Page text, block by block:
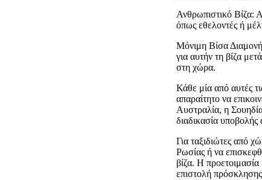
Ανθρωπιστικό Βίζα:
όπως εθελοντές ή
Μόνιμη Βίσα
για αυτήν τη βίζα
στη χώρα.
Κάθε μία από αυτές
απαραίτητο να
Αυστραλία, η
διαδικασία υποβολής
Για ταξιδιώτες από
Ρωσίας ή να
βίζα. Η προετοιμασία
επιστολή πρόσκλησης